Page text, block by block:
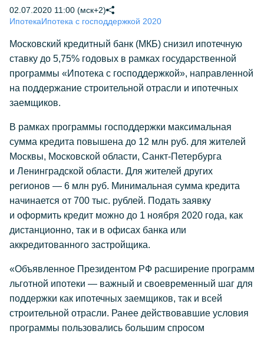
02.07.2020 11:00 (мск+2)
ИпотекаИпотека с господдержкой 2020
Московский кредитный банк (МКБ) снизил ипотечную
ставку до 5,75% годовых в рамках государственной
программы «Ипотека с господдержкой», направленной
на поддержание строительной отрасли и ипотечных
заемщиков.
В рамках программы господдержки максимальная
сумма кредита повышена до 12 млн руб. для жителей
Москвы, Московской области, Санкт-Петербурга
и Ленинградской области. Для жителей других
регионов — 6 млн руб. Минимальная сумма кредита
начинается от 700 тыс. рублей. Подать заявку
и оформить кредит можно до 1 ноября 2020 года, как
дистанционно, так и в офисах банка или
аккредитованного застройщика.
«Объявленное Президентом РФ расширение программ
льготной ипотеки — важный и своевременный шаг для
поддержки как ипотечных заемщиков, так и всей
строительной отрасли. Ранее действовавшие условия
программы пользовались большим спросом